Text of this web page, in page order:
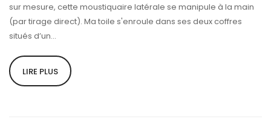
sur mesure, cette moustiquaire latérale se manipule à la main
(par tirage direct). Ma toile s'enroule dans ses deux coffres
situés d’un...
LIRE PLUS